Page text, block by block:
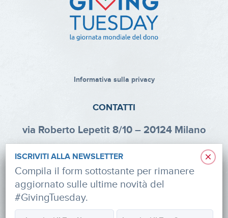
Informativa sulla privacy
CONTATTI
via Roberto Lepetit 8/10 – 20124 Milano
Tel: +39 02 47924880
CF: 91374340379
×
ISCRIVITI ALLA NEWSLETTER
Compila il form sottostante per rimanere
aggiornato sulle ultime novità del
#GivingTuesday.